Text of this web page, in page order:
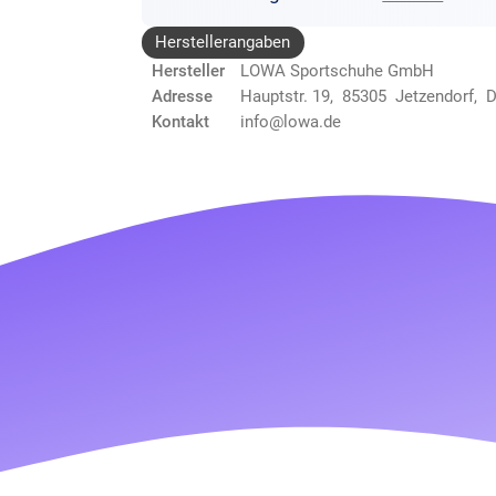
Herstellerangaben
Hersteller
LOWA Sportschuhe GmbH
Adresse
Hauptstr. 19, 85305 Jetzendorf,
Kontakt
info@lowa.de